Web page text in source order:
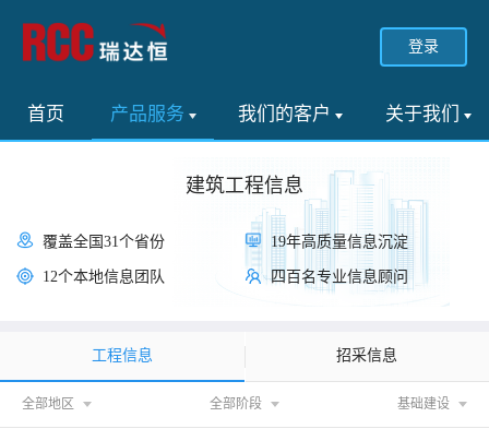
登录
首页 产品服务 我们的客户 关于我们
建筑工程信息
覆盖全国31个省份
12个本地信息团队
19年高质量信息沉淀
四百名专业信息顾问
工程信息 招采信息
全部地区 全部阶段 基础建设